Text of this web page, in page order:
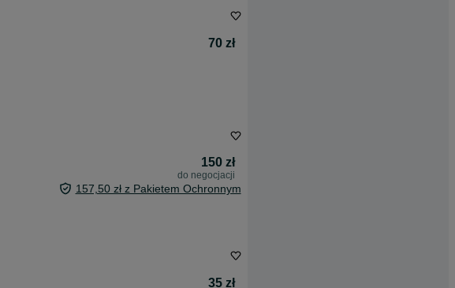
70 zł
150 zł
do negocjacji
157,50 zł z Pakietem Ochronnym
35 zł